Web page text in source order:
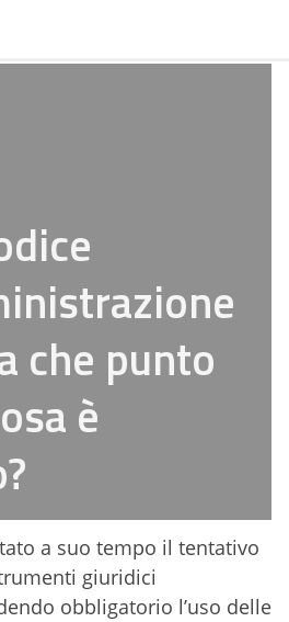
che punto
è
a suo tempo il tentativo
giuridici
obbligatorio l’uso delle